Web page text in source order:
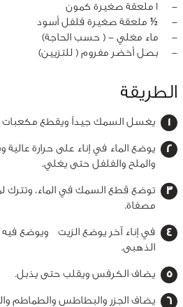
‏-
1 ملعقة صغيرة كمون
‏-
½ ملعقة صغيرة فلفل أسود
‏-
ماء مغلي - ( حسب الحاجة)
‏-
بصل أخضر مفروم ( للتزيين)
الطريقة
يغسل السمك جيداً ويقطع مكعبات
يوضع الماء في إناء على حرارة عالية
والملح والفلفل حتى يغلي.
توضع قطع السمك في الماء، وتترك
مصفاة.
في إناء آخر يوضع الزيت ويوضع
الذهبى.
يضاف الكرفس ويقلب حتى يذبل.
يضاف الجزر والبطاطس والطماطم